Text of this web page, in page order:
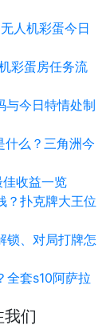
人机彩蛋今日
彩蛋房任务流
与今日特情处制
什么？三角洲今
收益一览
？扑克牌大王位
锁、对局打牌怎
全套s10阿萨拉
我们